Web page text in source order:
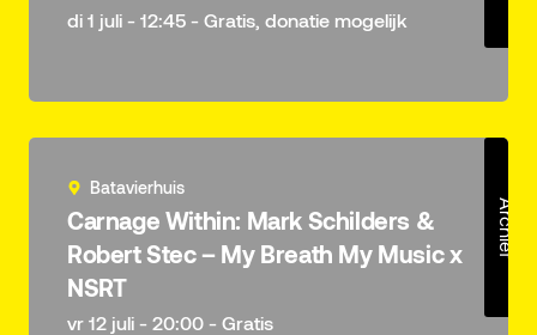
di 1 juli - 12:45 - Gratis, donatie mogelijk
Archief
Batavierhuis
Carnage Within: Mark Schilders &
Robert Stec – My Breath My Music x
NSRT
vr 12 juli - 20:00 - Gratis